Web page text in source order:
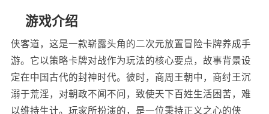
游戏介绍
侠客道，这是一款崭露头角的二次元放置冒险卡牌养成手
游。它以策略卡牌对战作为玩法的核心要点，故事背景设
定在中国古代的封神时代。彼时，商周王朝中，商纣王沉
溺于荒淫，对朝政不闻不问，致使天下百姓生活困苦，难
以维持生计。玩家所扮演的，是一位秉持正义之心的侠